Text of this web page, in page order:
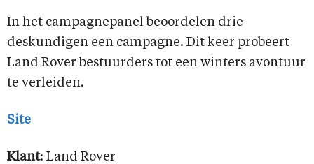
In het campagnepanel beoordelen drie
deskundigen een campagne. Dit keer probeert
Land Rover bestuurders tot een winters avontuur
te verleiden.
Site
Klant: Land Rover